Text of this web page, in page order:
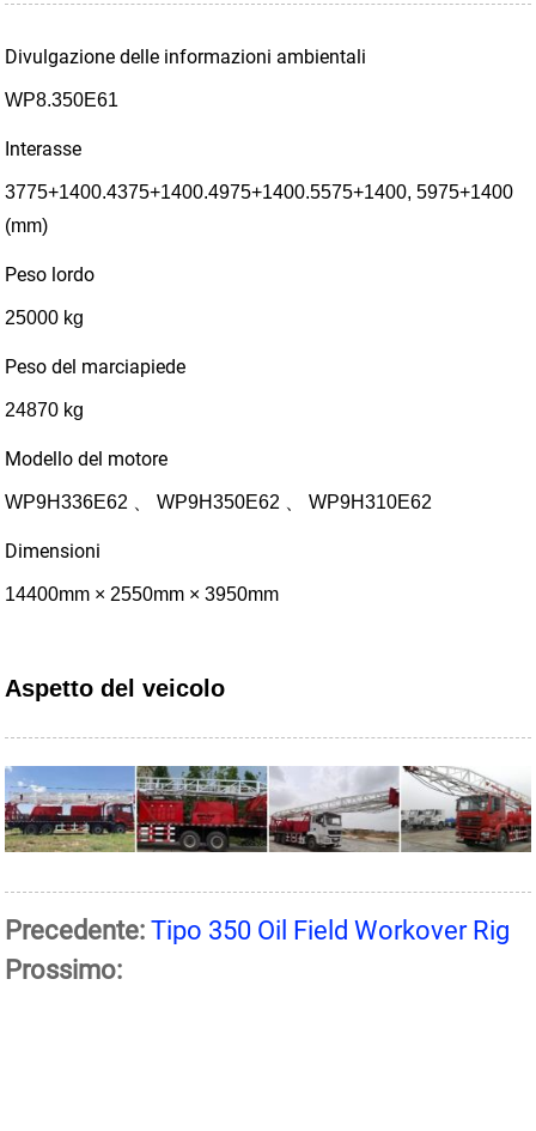
Divulgazione delle informazioni ambientali
WP8.350E61
Interasse
3775+1400.4375+1400.4975+1400.5575+1400, 5975+1400
(mm)
Peso lordo
25000 kg
Peso del marciapiede
24870 kg
Modello del motore
WP9H336E62 、 WP9H350E62 、 WP9H310E62
Dimensioni
14400mm × 2550mm × 3950mm
Aspetto del veicolo
Precedente: Tipo 350 Oil Field Workover Rig
Prossimo: